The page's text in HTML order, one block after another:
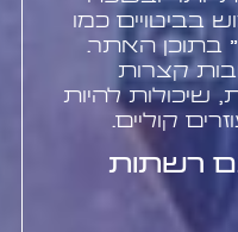
בביטויים כמו
בתוכן האתר.
קצרות
שיכולות להיות
קוליים.
רשתות